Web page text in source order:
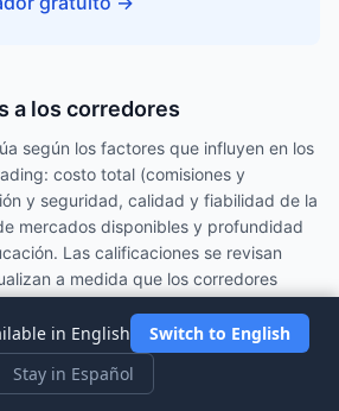
a los corredores
según los factores que influyen en los
costo total (comisiones y
y seguridad, calidad y fiabilidad de la
mercados disponibles y profundidad
Las calificaciones se revisan
a medida que los corredores
in English
Switch to English
Stay in Español